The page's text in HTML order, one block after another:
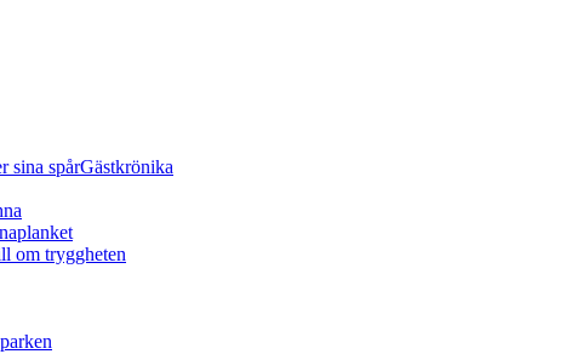
sina spårGästkrönika
planket
om tryggheten